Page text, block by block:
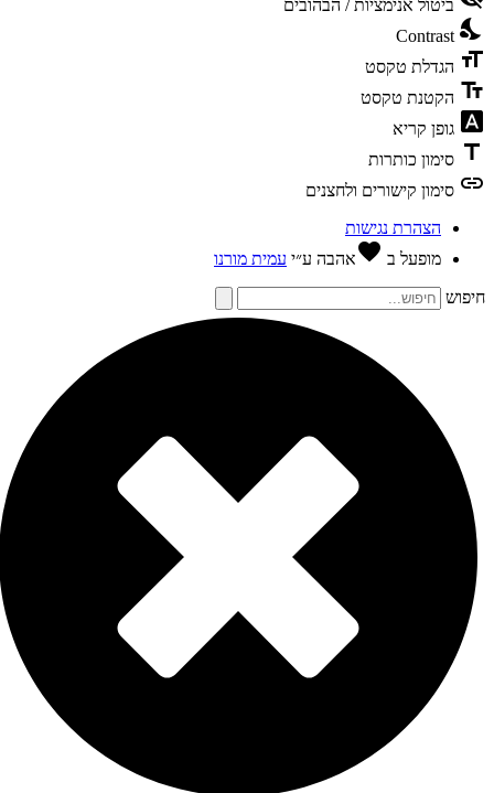
ביטול אנימציות / הבהובים
Contrast
הגדלת טקסט
הקטנת טקסט
גופן קריא
סימון כותרות
סימון קישורים ולחצנים
הצהרת נגישות
מופעל בfavoriteאהבהע״יעמית מורנו